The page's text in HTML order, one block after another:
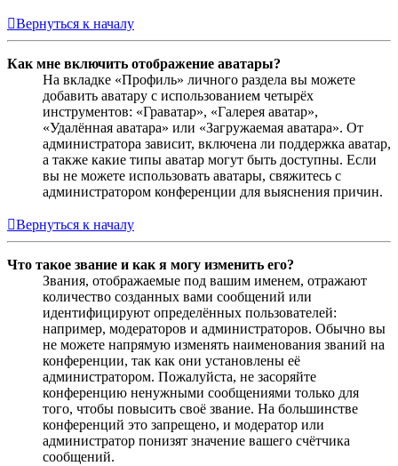
Вернуться к началу
Как мне включить отображение аватары?
На вкладке «Профиль» личного раздела вы можете
добавить аватару с использованием четырёх
инструментов: «Граватар», «Галерея аватар»,
«Удалённая аватара» или «Загружаемая аватара». От
администратора зависит, включена ли поддержка аватар,
а также какие типы аватар могут быть доступны. Если
вы не можете использовать аватары, свяжитесь с
администратором конференции для выяснения причин.
Вернуться к началу
Что такое звание и как я могу изменить его?
Звания, отображаемые под вашим именем, отражают
количество созданных вами сообщений или
идентифицируют определённых пользователей:
например, модераторов и администраторов. Обычно вы
не можете напрямую изменять наименования званий на
конференции, так как они установлены её
администратором. Пожалуйста, не засоряйте
конференцию ненужными сообщениями только для
того, чтобы повысить своё звание. На большинстве
конференций это запрещено, и модератор или
администратор понизят значение вашего счётчика
сообщений.